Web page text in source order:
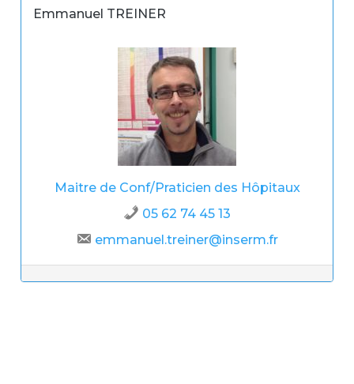
Emmanuel TREINER
Maitre de Conf/Praticien des Hôpitaux
05 62 74 45 13
emmanuel.treiner@inserm.fr